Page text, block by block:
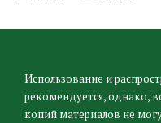
Использование и
рекомендуется, однако,
копий материалов не